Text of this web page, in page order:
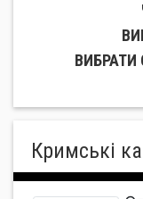
Кримські